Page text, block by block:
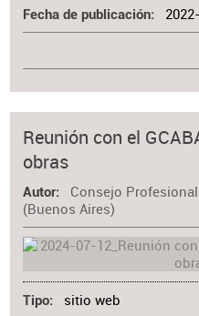
Fecha de publicación
Reunión con el
obras
Autor
Consejo
(Buenos Aires)
Tipo sitio web